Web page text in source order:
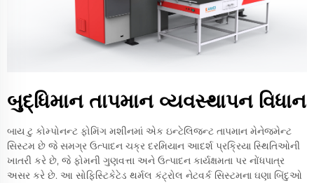
બુદ્ધિમાન તાપમાન વ્યવસ્થાપન વિધાન
બાય ટુ કોમ્પોનન્ટ ફોમિંગ મશીનમાં એક ઇન્ટેલિજન્ટ તાપમાન મેનેજમેન્ટ
સિસ્ટમ છે જે સમગ્ર ઉત્પાદન ચક્ર દરમિયાન આદર્શ પ્રક્રિયા સ્થિતિઓની
ખાતરી કરે છે, જે ફોમની ગુણવત્તા અને ઉત્પાદન કાર્યક્ષમતા પર નોંધપાત્ર
અસર કરે છે. આ સોફિસ્ટિકેટેડ થર્મલ કંટ્રોલ નેટવર્ક સિસ્ટમના ઘણા બિંદુઓ